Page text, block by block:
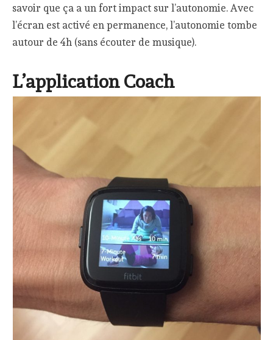
savoir que ça a un fort impact sur l’autonomie. Avec
l’écran est activé en permanence, l’autonomie tombe
autour de 4h (sans écouter de musique).
L’application Coach